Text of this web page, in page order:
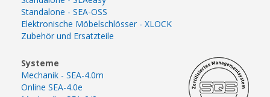
Standalone - SEA-OSS
Elektronische Möbelschlösser - XLOCK
Zubehör und Ersatzteile
Systeme
Mechanik - SEA-4.0m
Online SEA-4.0e